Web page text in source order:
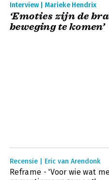
Interview | Marieke Hendrix
‘Emoties zijn de
beweging te komen’
Recensie | Eric van Arendonk
Reframe - 'Voor wie wat